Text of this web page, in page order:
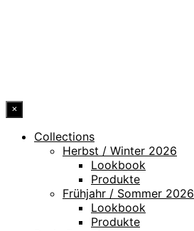
×
Collections
Herbst / Winter 2026
Lookbook
Produkte
Frühjahr / Sommer 2026
Lookbook
Produkte